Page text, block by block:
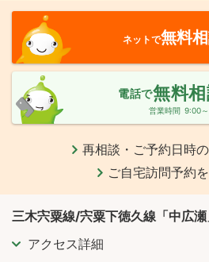
ネットで無料
電話で無料
営業時間 9:00
再相談・ご予約日時
ご自宅訪問予約
三木宍粟線/宍粟下徳久線「中広
アクセス詳細